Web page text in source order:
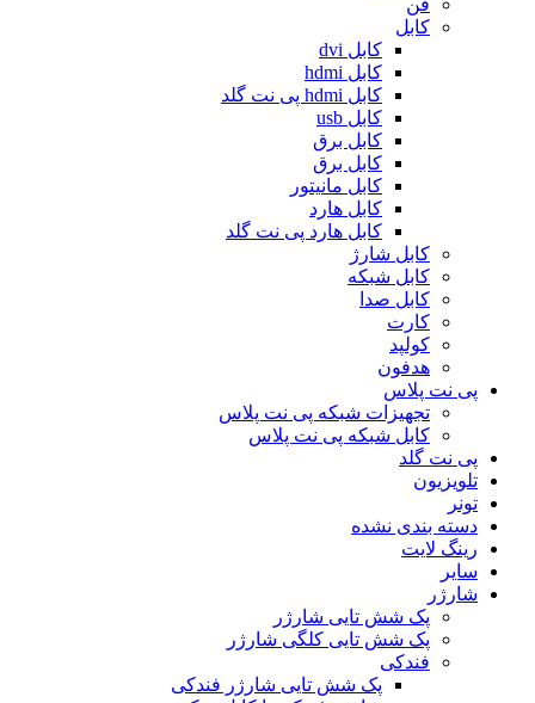
فن
کابل
کابل dvi
کابل hdmi
کابل hdmi پی نت گلد
کابل usb
کابل برق
کابل برق
کابل مانیتور
کابل هارد
کابل هارد پی نت گلد
کابل شارژ
کابل شبکه
کابل صدا
کارت
کولپد
هدفون
پی نت پلاس
تجهیزات شبکه پی نت پلاس
کابل شبکه پی نت پلاس
پی نت گلد
تلویزیون
تونر
دسته بندی نشده
رینگ لایت
سایر
شارژر
پک شش تایی شارژر
پک شش تایی کلگی شارژر
فندکی
پک شش تایی شارژر فندکی